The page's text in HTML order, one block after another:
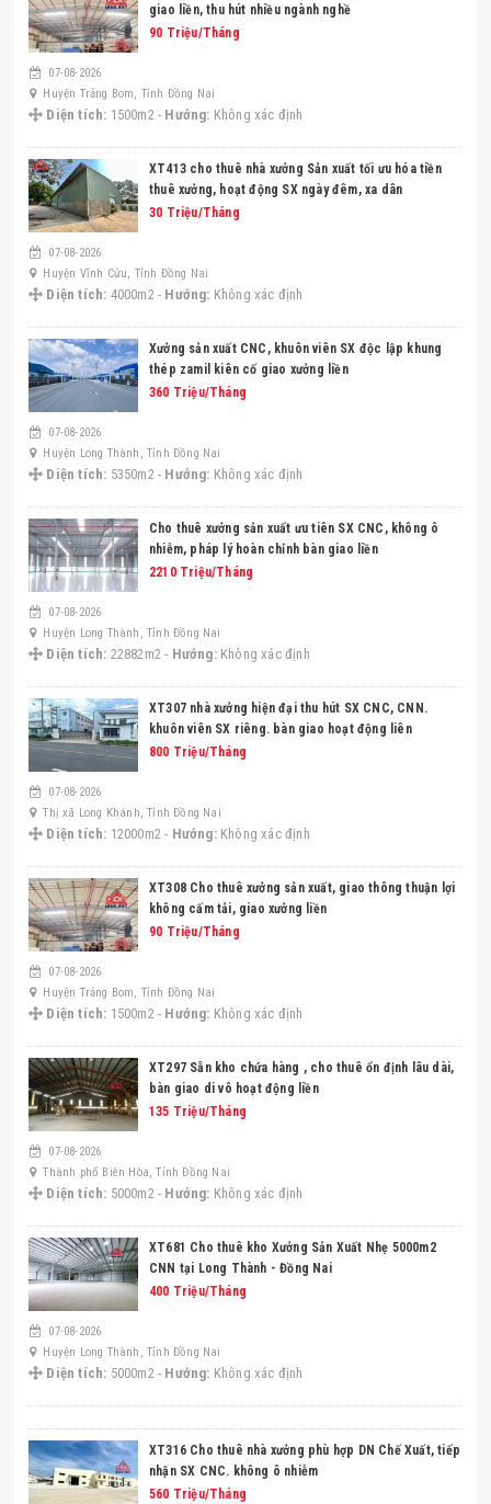
giao liền, thu hút nhiều ngành nghề
90 Triệu/Tháng
07-08-2026
Huyện Trảng Bom, Tỉnh Đồng Nai
Diện tích: 1500m2 - Hướng: Không xác định
XT413 cho thuê nhà xưởng Sản xuất tối ưu hóa tiền
thuê xưởng, hoạt động SX ngày đêm, xa dân
30 Triệu/Tháng
07-08-2026
Huyện Vĩnh Cửu, Tỉnh Đồng Nai
Diện tích: 4000m2 - Hướng: Không xác định
Xưởng sản xuất CNC, khuôn viên SX độc lập khung
thép zamil kiên cố giao xưởng liền
360 Triệu/Tháng
07-08-2026
Huyện Long Thành, Tỉnh Đồng Nai
Diện tích: 5350m2 - Hướng: Không xác định
cho thuê xưởng sản xuất ưu tiên SX CNC, không ô
nhiễm, pháp lý hoàn chỉnh bàn giao liền
2210 Triệu/Tháng
07-08-2026
Huyện Long Thành, Tỉnh Đồng Nai
Diện tích: 22882m2 - Hướng: Không xác định
XT307 nhà xưởng hiện đại thu hút SX CNC, CNN.
khuôn viên SX riêng. bàn giao hoạt động liên
800 Triệu/Tháng
07-08-2026
Thị xã Long Khánh, Tỉnh Đồng Nai
Diện tích: 12000m2 - Hướng: Không xác định
XT308 Cho thuê xưởng sản xuất, giao thông thuận lợi
không cấm tải, giao xưởng liền
90 Triệu/Tháng
07-08-2026
Huyện Trảng Bom, Tỉnh Đồng Nai
Diện tích: 1500m2 - Hướng: Không xác định
XT297 Sẵn kho chứa hàng , cho thuê ổn định lâu dài,
bàn giao di vô hoạt động liền
135 Triệu/Tháng
07-08-2026
Thành phố Biên Hòa, Tỉnh Đồng Nai
Diện tích: 5000m2 - Hướng: Không xác định
XT681 Cho thuê kho Xưởng Sản Xuất Nhẹ 5000m2
CNN tại Long Thành - Đồng Nai
400 Triệu/Tháng
07-08-2026
Huyện Long Thành, Tỉnh Đồng Nai
Diện tích: 5000m2 - Hướng: Không xác định
XT316 Cho thuê nhà xưởng phù hợp DN Chế Xuất, tiếp
nhận SX CNC. không ô nhiễm
560 Triệu/Tháng